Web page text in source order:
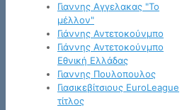
Γιαννης Αγγελακας "Το
μέλλον"
Γιάννης Αντετοκούνμπο
Γιάννης Αντετοκούνμπο
Εθνική Ελλάδας
Γιαννης Πουλοπουλος
Γιασικεβίτσιους EuroLeague
τίτλος